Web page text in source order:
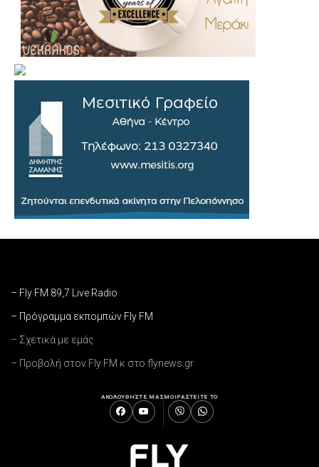
– Fly FM 89,7 Live Radio
– Πρόγραμμα εκπομπών Fly FM
– Σχετικά με εμάς
– Προβολή στον Fly FM κ στο flynews.gr
ΑΚΟΛΟΥΘΗΣΤΕ ΜΑΣΜΟΙΡΑΣΤΕΙΤΕ ΤΟ